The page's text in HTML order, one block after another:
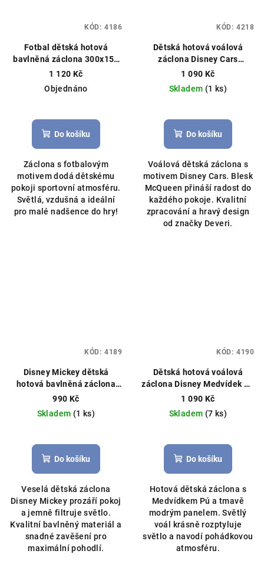
Fotbal dětská hotová
bavlněná záclona 300x150
cm zelenáZáclonový
1 120 Kč
Objednáno
Do košíku
Záclona s fotbalovým
motivem dodá dětskému
pokoji sportovní atmosféru.
Světlá, vzdušná a ideální
pro malé nadšence do hry!
KÓD: 4186
Dětská hotová voálová
záclona Disney Cars
McQueen 340×150 cm –
licenční Disney
1 090 Kč
Skladem (1 ks)
Do košíku
Voálová dětská záclona s
motivem Disney Cars. Blesk
McQueen přináší radost do
každého pokoje. Kvalitní
zpracování a hravý design
od značky Deveri.
KÓD: 4218
Disney Mickey dětská
hotová bavlněná záclona
300x150 cm bílá
můžeme ušít na míru
990 Kč
Skladem (1 ks)
Do košíku
Veselá dětská záclona
Disney Mickey prozáří pokoj
a jemně filtruje světlo.
Kvalitní bavlněný materiál a
snadné zavěšení pro
maximální pohodlí.
KÓD: 4189
Dětská hotová voálová
záclona Disney Medvídek Pú
350×150 cm – tmavě modrá
Hotová záclona, licenční
Disney
1 090 Kč
Skladem (7 ks)
Do košíku
Hotová dětská záclona s
Medvídkem Pú a tmavě
modrým panelem. Světlý
voál krásně rozptyluje
světlo a navodí pohádkovou
atmosféru.
KÓD: 4190